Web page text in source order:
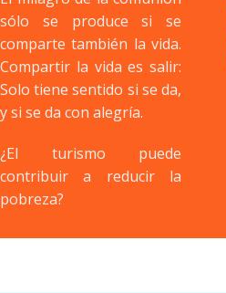
Compartir la vida es salir:
Solo tiene sentido si se da,
y si se da con alegría.
¿El turismo puede
pobreza?